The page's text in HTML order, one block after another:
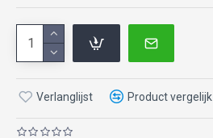
Verlanglijst Product vergelijk